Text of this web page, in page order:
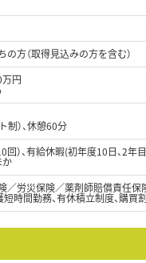
方（取得見込みの方を含む）
円
）、休憩60分
）、有給休暇(初年度10日、2年
か
／労災保険／薬剤師賠償責任保
短時間勤務、有休積立制度、購買